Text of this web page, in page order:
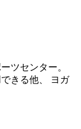
ツセンター。
きる他、 ヨガ